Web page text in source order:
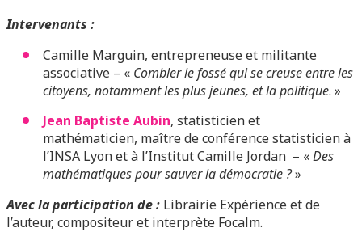
Intervenants :
Camille Marguin, entrepreneuse et militante
associative – « Combler le fossé qui se creuse entre les
citoyens, notamment les plus jeunes, et la politique. »
Jean Baptiste Aubin, statisticien et
mathématicien, maître de conférence statisticien à
l’INSA Lyon et à l’Institut Camille Jordan – «Des
mathématiques pour sauver la démocratie ?»
Avec la participation de: Librairie Expérience et de
l’auteur, compositeur et interprète Focalm.